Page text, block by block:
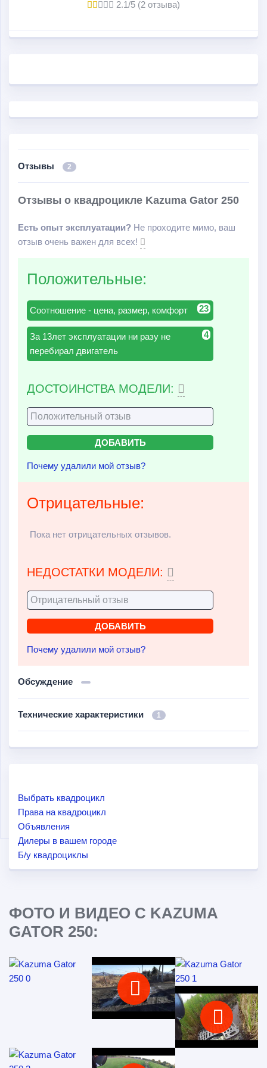
можно также выделить следующие: увеличенная
карданный варианты исполнения привода;
температуры и уровня топлива.
2.1/5 (2 отзыва)
Отзывы 2
Отзывы о квадроцикле Kazuma Gator 250
Есть опыт эксплуатации? Не проходите мимо, ваш
отзыв очень важен для всех!
Положительные:
23
Соотношение - цена, размер, комфорт
4
За 13лет эксплуатации ни разу не
перебирал двигатель
ДОСТОИНСТВА МОДЕЛИ:
Почему удалили мой отзыв?
Отрицательные:
Пока нет отрицательных отзывов.
НЕДОСТАТКИ МОДЕЛИ:
Почему удалили мой отзыв?
Обсуждение
Технические характеристики 1
Выбрать квадроцикл
Права на квадроцикл
Объявления
Дилеры в вашем городе
Б/у квадроциклы
ФОТО И ВИДЕО С KAZUMA
GATOR 250: